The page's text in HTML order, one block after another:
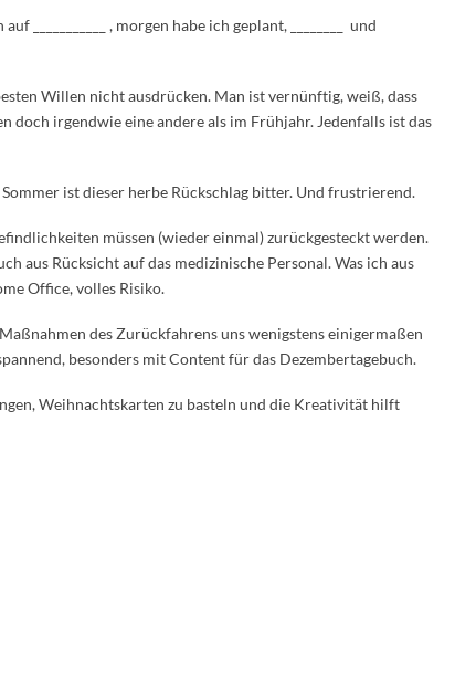
___________ , morgen habe ich geplant, ________ und
Willen nicht ausdrücken. Man ist vernünftig, weiß, dass
doch irgendwie eine andere als im Frühjahr. Jedenfalls ist das
ist dieser herbe Rückschlag bitter. Und frustrierend.
müssen (wieder einmal) zurückgesteckt werden.
aus Rücksicht auf das medizinische Personal. Was ich aus
Office, volles Risiko.
des Zurückfahrens uns wenigstens einigermaßen
besonders mit Content für das Dezembertagebuch.
Weihnachtskarten zu basteln und die Kreativität hilft